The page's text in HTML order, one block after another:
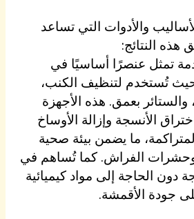
والأدوات التي تساعد
النتائج:
تمثل عنصرًا أساسيًا في
تُستخدم لتنظيف الكنب،
بعمق. هذه الأجهزة
الأنسجة وإزالة الأوساخ
ما يضمن بيئة صحية
وحشرات الفراش. كما تُساهم في
دون الحاجة إلى مواد كيميائية
جودة الأقمشة.